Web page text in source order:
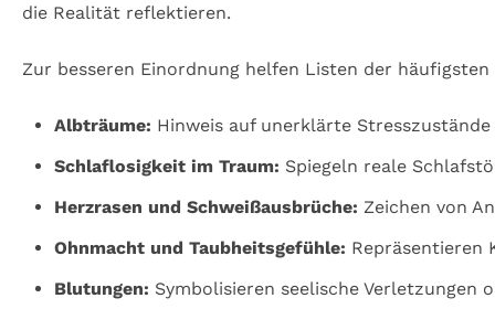
die Realität reflektieren.
Zur besseren Einordnung helfen Listen der
Albträume: Hinweis auf unerklärte
Schlaflosigkeit im Traum: Spiegeln reale
Herzrasen und Schweißausbrüche: Zeichen von
Ohnmacht und Taubheitsgefühle: Repräsentieren
Blutungen: Symbolisieren seelische Verletzungen